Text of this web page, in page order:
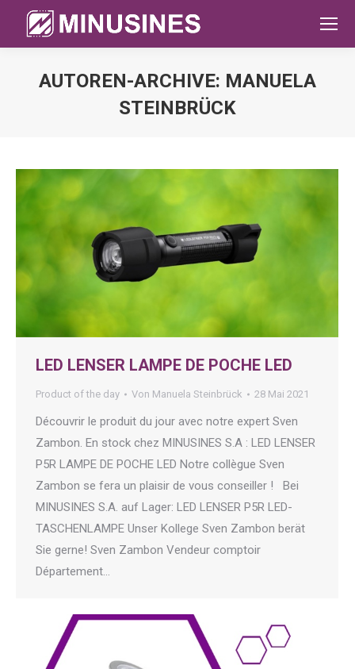
AUTOREN-ARCHIVE: MANUELA
STEINBRÜCK
LED LENSER LAMPE DE POCHE LED
Product of the day Von Manuela Steinbrück 28 Mai 2021
Découvrir le produit du jour avec notre expert Sven
Zambon. En stock chez MINUSINES S.A : LED LENSER
P5R LAMPE DE POCHE LED Notre collègue Sven
Zambon se fera un plaisir de vous conseiller ! Bei
MINUSINES S.A. auf Lager: LED LENSER P5R LED-
TASCHENLAMPE Unser Kollege Sven Zambon berät
Sie gerne! Sven Zambon Vendeur comptoir
Département…